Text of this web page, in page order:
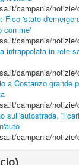
campania/
Fico 'stato
con me'
campania/
intrappolata in rete
campania/
a Costanzo grande
campania/
sull'autostrada, il
campania/